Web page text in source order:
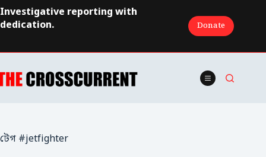
Skip
to
content
Investigative reporting with
dedication.
Donate
টেগ #jetfighter